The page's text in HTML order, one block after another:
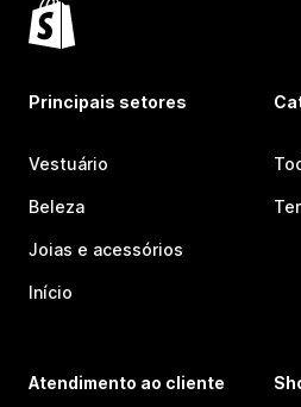
Principais setores
Vestuário
Beleza
Joias e acessórios
Início
Atendimento ao cliente